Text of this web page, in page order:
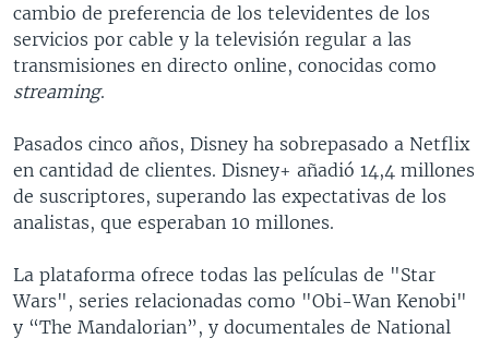
cambio de preferencia de los televidentes de los
servicios por cable y la televisión regular a las
transmisiones en directo online, conocidas como
streaming.
Pasados cinco años, Disney ha sobrepasado a Netflix
en cantidad de clientes. Disney+ añadió 14,4 millones
de suscriptores, superando las expectativas de los
analistas, que esperaban 10 millones.
La plataforma ofrece todas las películas de "Star
Wars", series relacionadas como "Obi-Wan Kenobi"
y “The Mandalorian”, y documentales de National